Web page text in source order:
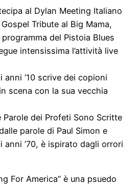
al Dylan Meeting Italiano
Tribute al Big Mama,
del Pistoia Blues
intensissima l’attività live
anni ’10 scrive dei copioni
scena con la sua vecchia
Parole dei Profeti Sono Scritte
parole di Paul Simon e
anni ’70, è ispirato dagli orrori
For America” è una psuedo